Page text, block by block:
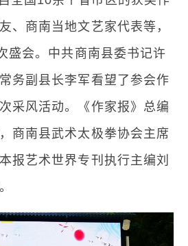
、商南当地文艺家代表等，
盛会。中共商南县委书记许
务副县长李军看望了参会作
采风活动。《作家报》总编
商南县武术太极拳协会主席
报艺术世界专刊执行主编刘